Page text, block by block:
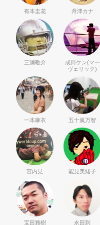
有本圭花 舟津カナ
三浦敬介
成田ケン(マー
ヴェリック)
一本麻衣 五十嵐万智
宮内見 能見美緒子
宝田雅樹 永田到